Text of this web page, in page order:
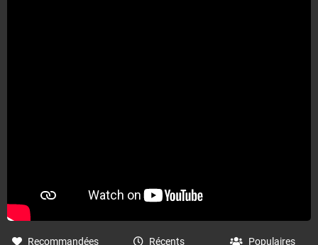
Recommandées Récents Populaires